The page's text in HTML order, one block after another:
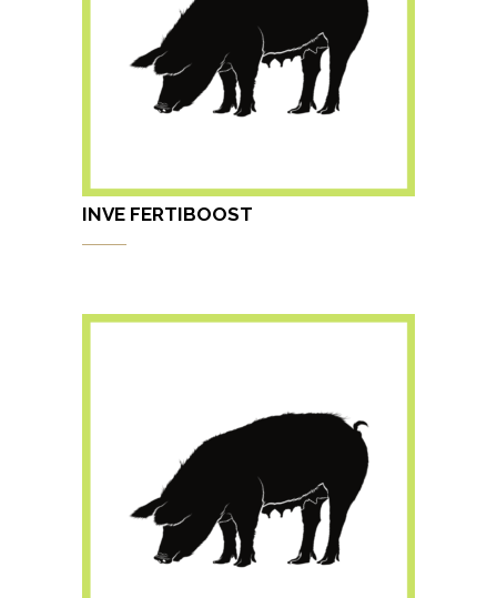
INVE FERTIBOOST